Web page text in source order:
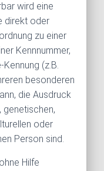
wird eine
direkt oder
zu einer
Kennnummer,
(z.B.
besonderen
die Ausdruck
genetischen,
oder
Person sind.
Hilfe